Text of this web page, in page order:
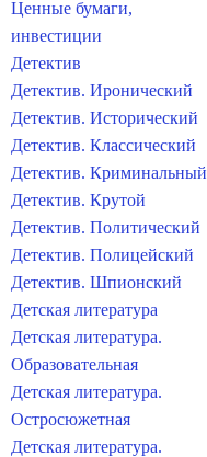
Ценные бумаги,
инвестиции
Детектив
Детектив. Иронический
Детектив. Исторический
Детектив. Классический
Детектив. Криминальный
Детектив. Крутой
Детектив. Политический
Детектив. Полицейский
Детектив. Шпионский
Детская литература
Детская литература.
Образовательная
Детская литература.
Остросюжетная
Детская литература.